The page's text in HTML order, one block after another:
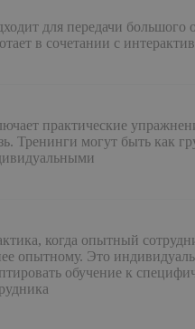
для передачи
в сочетании с
практические
Тренинги могут быть как
когда опытный
опытному. Это
обучение к